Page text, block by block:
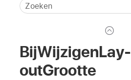
BijWijzigenLay-
outGrootte